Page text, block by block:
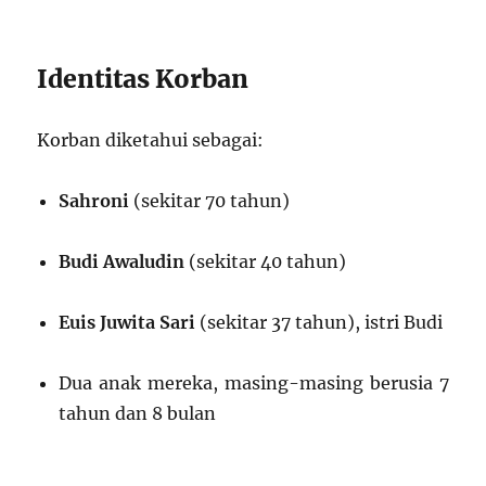
Identitas Korban
Korban diketahui sebagai:
Sahroni (sekitar 70 tahun)
Budi Awaludin (sekitar 40 tahun)
Euis Juwita Sari (sekitar 37 tahun), istri Budi
Dua anak mereka, masing-masing berusia 7
tahun dan 8 bulan